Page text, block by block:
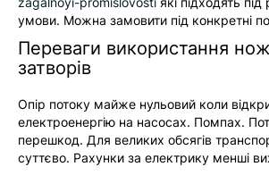
умови. Можна замовити під конкретні
Переваги використання
затворів
Опір потоку майже нульовий коли
електроенергію на насосах. Помпах.
перешкод. Для великих обсягів
суттєво. Рахунки за електрику менші